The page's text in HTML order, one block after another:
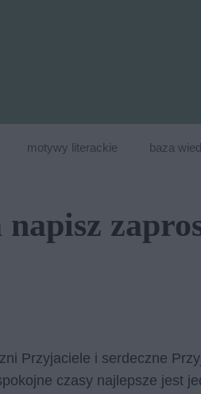
motywy literackie baza
Przyjaciele i serdeczne
czasy najlepsze jest